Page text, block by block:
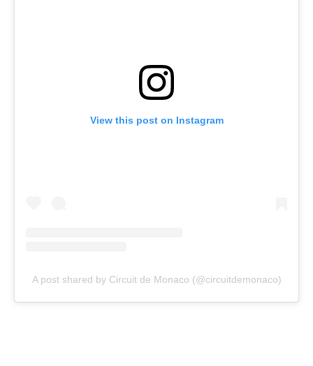
View this post on Instagram
A post shared by Circuit de Monaco (@circuitdemonaco)